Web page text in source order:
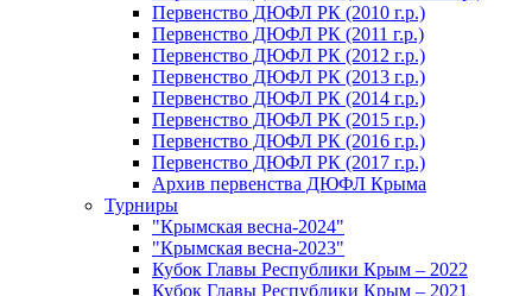
Первенство ДЮФЛ РК (2010 г.р.)
Первенство ДЮФЛ РК (2011 г.р.)
Первенство ДЮФЛ РК (2012 г.р.)
Первенство ДЮФЛ РК (2013 г.р.)
Первенство ДЮФЛ РК (2014 г.р.)
Первенство ДЮФЛ РК (2015 г.р.)
Первенство ДЮФЛ РК (2016 г.р.)
Первенство ДЮФЛ РК (2017 г.р.)
Архив первенства ДЮФЛ Крыма
Турниры
"Крымская весна-2024"
"Крымская весна-2023"
Кубок Главы Республики Крым – 2022
Кубок Главы Республики Крым – 2021